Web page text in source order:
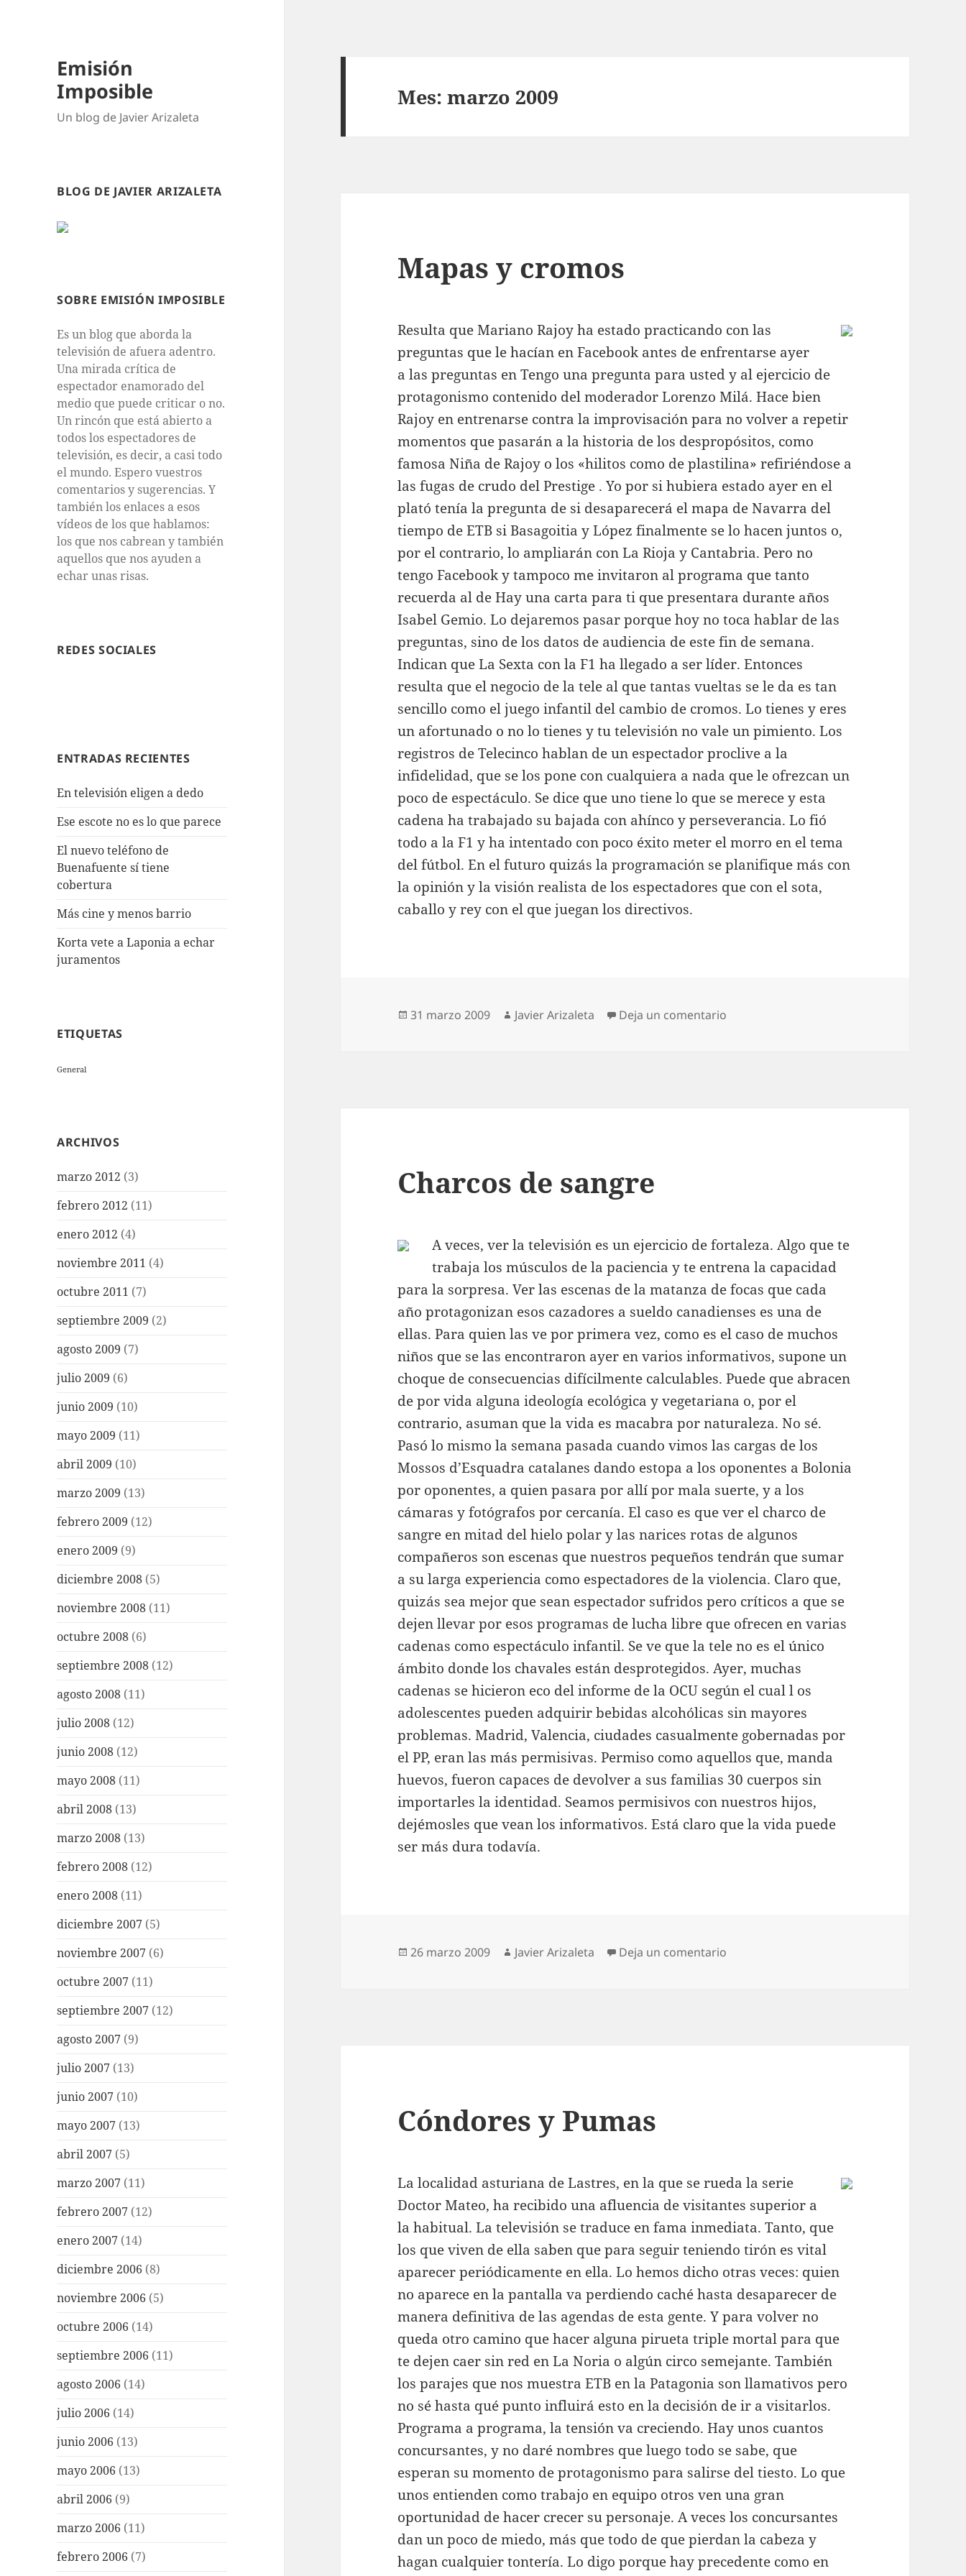
Emisión
Imposible
Un blog de Javier Arizaleta
BLOG DE JAVIER ARIZALETA
SOBRE EMISIÓN IMPOSIBLE
Es un blog que aborda la
televisión de afuera adentro.
Una mirada crítica de
espectador enamorado del
medio que puede criticar o no.
Un rincón que está abierto a
todos los espectadores de
televisión, es decir, a casi todo
el mundo. Espero vuestros
comentarios y sugerencias. Y
también los enlaces a esos
vídeos de los que hablamos:
los que nos cabrean y también
aquellos que nos ayuden a
echar unas risas.
REDES SOCIALES
ENTRADAS RECIENTES
En televisión eligen a dedo
Ese escote no es lo que parece
El nuevo teléfono de
Buenafuente sí tiene
cobertura
Más cine y menos barrio
Korta vete a Laponia a echar
juramentos
ETIQUETAS
General
ARCHIVOS
marzo 2012 (3)
febrero 2012 (11)
enero 2012 (4)
noviembre 2011 (4)
octubre 2011 (7)
septiembre 2009 (2)
agosto 2009 (7)
julio 2009 (6)
junio 2009 (10)
mayo 2009 (11)
abril 2009 (10)
marzo 2009 (13)
febrero 2009 (12)
enero 2009 (9)
diciembre 2008 (5)
noviembre 2008 (11)
octubre 2008 (6)
septiembre 2008 (12)
agosto 2008 (11)
julio 2008 (12)
junio 2008 (12)
mayo 2008 (11)
abril 2008 (13)
marzo 2008 (13)
febrero 2008 (12)
enero 2008 (11)
diciembre 2007 (5)
noviembre 2007 (6)
octubre 2007 (11)
septiembre 2007 (12)
agosto 2007 (9)
julio 2007 (13)
junio 2007 (10)
mayo 2007 (13)
abril 2007 (5)
marzo 2007 (11)
febrero 2007 (12)
enero 2007 (14)
diciembre 2006 (8)
noviembre 2006 (5)
octubre 2006 (14)
septiembre 2006 (11)
agosto 2006 (14)
julio 2006 (14)
junio 2006 (13)
mayo 2006 (13)
abril 2006 (9)
marzo 2006 (11)
febrero 2006 (7)
Mes:marzo 2009
Mapas y cromos
Resulta que Mariano Rajoy ha estado practicando con las
preguntas que le hacían en Facebook antes de enfrentarse ayer
a las preguntas en Tengo una pregunta para usted y al ejercicio de
protagonismo contenido del moderador Lorenzo Milá. Hace bien
Rajoy en entrenarse contra la improvisación para no volver a repetir
momentos que pasarán a la historia de los despropósitos, como
famosa Niña de Rajoy o los «hilitos como de plastilina» refiriéndose a
las fugas de crudo del Prestige . Yo por si hubiera estado ayer en el
plató tenía la pregunta de si desaparecerá el mapa de Navarra del
tiempo de ETB si Basagoitia y López finalmente se lo hacen juntos o,
por el contrario, lo ampliarán con La Rioja y Cantabria. Pero no
tengo Facebook y tampoco me invitaron al programa que tanto
recuerda al de Hay una carta para ti que presentara durante años
Isabel Gemio. Lo dejaremos pasar porque hoy no toca hablar de las
preguntas, sino de los datos de audiencia de este fin de semana.
Indican que La Sexta con la F1 ha llegado a ser líder. Entonces
resulta que el negocio de la tele al que tantas vueltas se le da es tan
sencillo como el juego infantil del cambio de cromos. Lo tienes y eres
un afortunado o no lo tienes y tu televisión no vale un pimiento. Los
registros de Telecinco hablan de un espectador proclive a la
infidelidad, que se los pone con cualquiera a nada que le ofrezcan un
poco de espectáculo. Se dice que uno tiene lo que se merece y esta
cadena ha trabajado su bajada con ahínco y perseverancia. Lo fió
todo a la F1 y ha intentado con poco éxito meter el morro en el tema
del fútbol. En el futuro quizás la programación se planifique más con
la opinión y la visión realista de los espectadores que con el sota,
caballo y rey con el que juegan los directivos.
Publicado
31 marzo 2009 Autor
Javier Arizaleta Deja un comentario
Charcos de sangre
A veces, ver la televisión es un ejercicio de fortaleza. Algo que te
trabaja los músculos de la paciencia y te entrena la capacidad
para la sorpresa. Ver las escenas de la matanza de focas que cada
año protagonizan esos cazadores a sueldo canadienses es una de
ellas. Para quien las ve por primera vez, como es el caso de muchos
niños que se las encontraron ayer en varios informativos, supone un
choque de consecuencias difícilmente calculables. Puede que abracen
de por vida alguna ideología ecológica y vegetariana o, por el
contrario, asuman que la vida es macabra por naturaleza. No sé.
Pasó lo mismo la semana pasada cuando vimos las cargas de los
Mossos d’Esquadra catalanes dando estopa a los oponentes a Bolonia
por oponentes, a quien pasara por allí por mala suerte, y a los
cámaras y fotógrafos por cercanía. El caso es que ver el charco de
sangre en mitad del hielo polar y las narices rotas de algunos
compañeros son escenas que nuestros pequeños tendrán que sumar
a su larga experiencia como espectadores de la violencia. Claro que,
quizás sea mejor que sean espectador sufridos pero críticos a que se
dejen llevar por esos programas de lucha libre que ofrecen en varias
cadenas como espectáculo infantil. Se ve que la tele no es el único
ámbito donde los chavales están desprotegidos. Ayer, muchas
cadenas se hicieron eco del informe de la OCU según el cual l os
adolescentes pueden adquirir bebidas alcohólicas sin mayores
problemas. Madrid, Valencia, ciudades casualmente gobernadas por
el PP, eran las más permisivas. Permiso como aquellos que, manda
huevos, fueron capaces de devolver a sus familias 30 cuerpos sin
importarles la identidad. Seamos permisivos con nuestros hijos,
dejémosles que vean los informativos. Está claro que la vida puede
ser más dura todavía.
Publicado
26 marzo 2009 Autor
Javier Arizaleta Deja un comentario
Cóndores y Pumas
La localidad asturiana de Lastres, en la que se rueda la serie
Doctor Mateo, ha recibido una afluencia de visitantes superior a
la habitual. La televisión se traduce en fama inmediata. Tanto, que
los que viven de ella saben que para seguir teniendo tirón es vital
aparecer periódicamente en ella. Lo hemos dicho otras veces: quien
no aparece en la pantalla va perdiendo caché hasta desaparecer de
manera definitiva de las agendas de esta gente. Y para volver no
queda otro camino que hacer alguna pirueta triple mortal para que
te dejen caer sin red en La Noria o algún circo semejante. También
los parajes que nos muestra ETB en la Patagonia son llamativos pero
no sé hasta qué punto influirá esto en la decisión de ir a visitarlos.
Programa a programa, la tensión va creciendo. Hay unos cuantos
concursantes, y no daré nombres que luego todo se sabe, que
esperan su momento de protagonismo para salirse del tiesto. Lo que
unos entienden como trabajo en equipo otros ven una gran
oportunidad de hacer crecer su personaje. A veces los concursantes
dan un poco de miedo, más que todo de que pierdan la cabeza y
hagan cualquier tontería. Lo digo porque hay precedente como en